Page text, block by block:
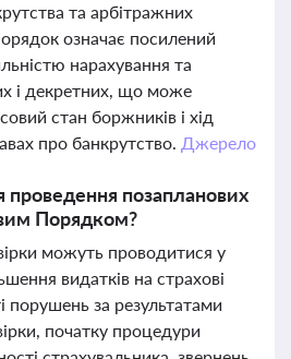
та арбітражних
означає посилений
нарахування та
і декретних, що може
стан боржників і хід
про банкрутство. Джерело
проведення позапланових
Порядком?
можуть проводитися у
видатків на страхові
порушень за результатами
початку процедури